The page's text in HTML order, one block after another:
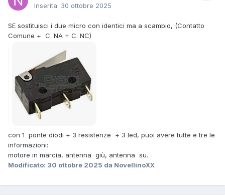
Inserita: 30 ottobre 2025
SE sostituisci i due micro con identici ma a scambio, (Contatto
Comune + C. NA + C. NC)
con 1 ponte diodi + 3 resistenze + 3 led, puoi avere tutte e tre le
informazioni:
motore in marcia, antenna giù, antenna su.
Modificato: 30 ottobre 2025 da NovellinoXX